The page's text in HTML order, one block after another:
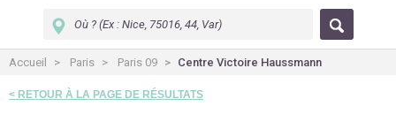
Accueil Paris Paris 09 Centre Victoire Haussmann
< RETOUR À LA PAGE DE RÉSULTATS